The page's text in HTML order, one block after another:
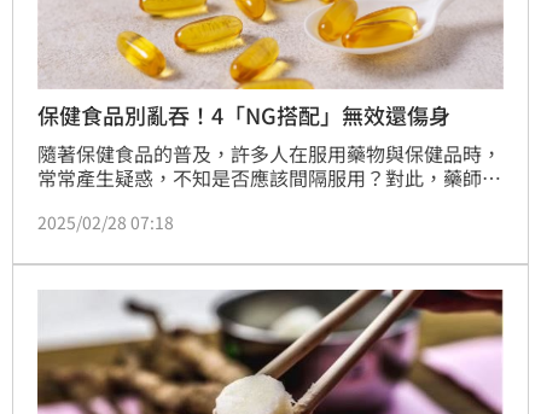
保健食品別亂吞！4「NG搭配」無效還傷身
隨著保健食品的普及，許多人在服用藥物與保健品時，
常常產生疑惑，不知是否應該間隔服用？對此，藥師蘇
品與藥物的NG搭配。
2025/02/28 07:18